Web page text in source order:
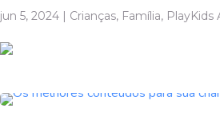
jun 5, 2024 | Crianças, Família, PlayKids